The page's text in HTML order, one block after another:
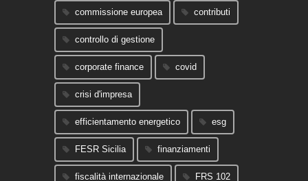
commissione europea contributi
controllo di gestione
corporate finance covid
crisi d'impresa
efficientamento energetico esg
FESR Sicilia finanziamenti
fiscalità internazionale FRS 102